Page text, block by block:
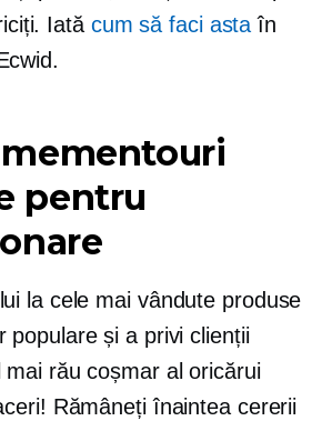
Iată cum să faci asta în
pentru
la cele mai vândute produse
populare și a privi clienții
mai rău coșmar al oricărui
Rămâneți înaintea cererii